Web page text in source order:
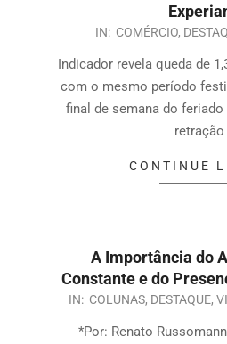
IN: COMÉRCIO,
Indicador revela queda de
com o mesmo período
final de semana do
retração
CONTINUE
A Importância do
Constante e do
IN: COLUNAS, DESTAQUE,
*Por: Renato